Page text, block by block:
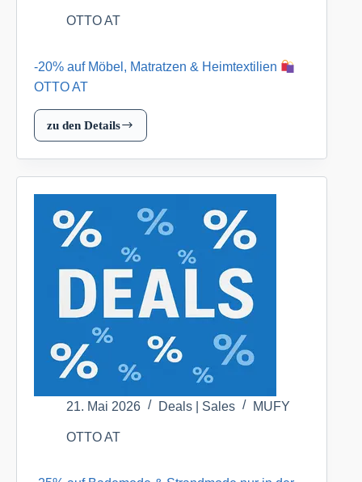
OTTO AT
-20% auf Möbel, Matratzen & Heimtextilien
OTTO AT
zu den Details
-20%
Matratzen
&
Heimtextilien
OTTO
AT
21. Mai 2026 Deals | Sales MUFY
OTTO AT